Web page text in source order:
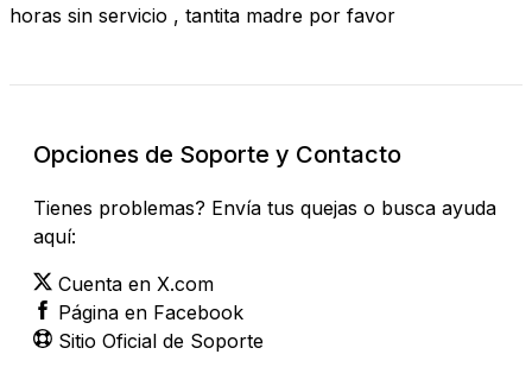
horas sin servicio , tantita madre por favor
Opciones de Soporte y Contacto
Tienes problemas? Envía tus quejas o busca ayuda
aquí:
Cuenta en X.com
Página en Facebook
Sitio Oficial de Soporte